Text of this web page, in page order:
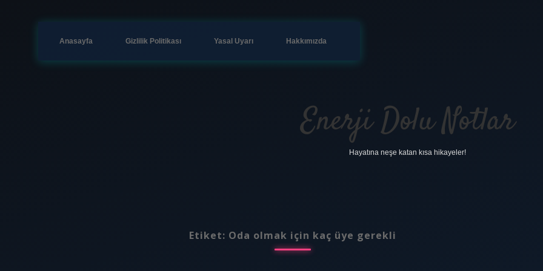
Anasayfa Gizlilik Politikası Yasal Uyarı Hakkımızda
Enerji Dolu Notlar
Hayatına neşe katan kısa hikayeler!
Etiket: Oda olmak için kaç üye gerekli